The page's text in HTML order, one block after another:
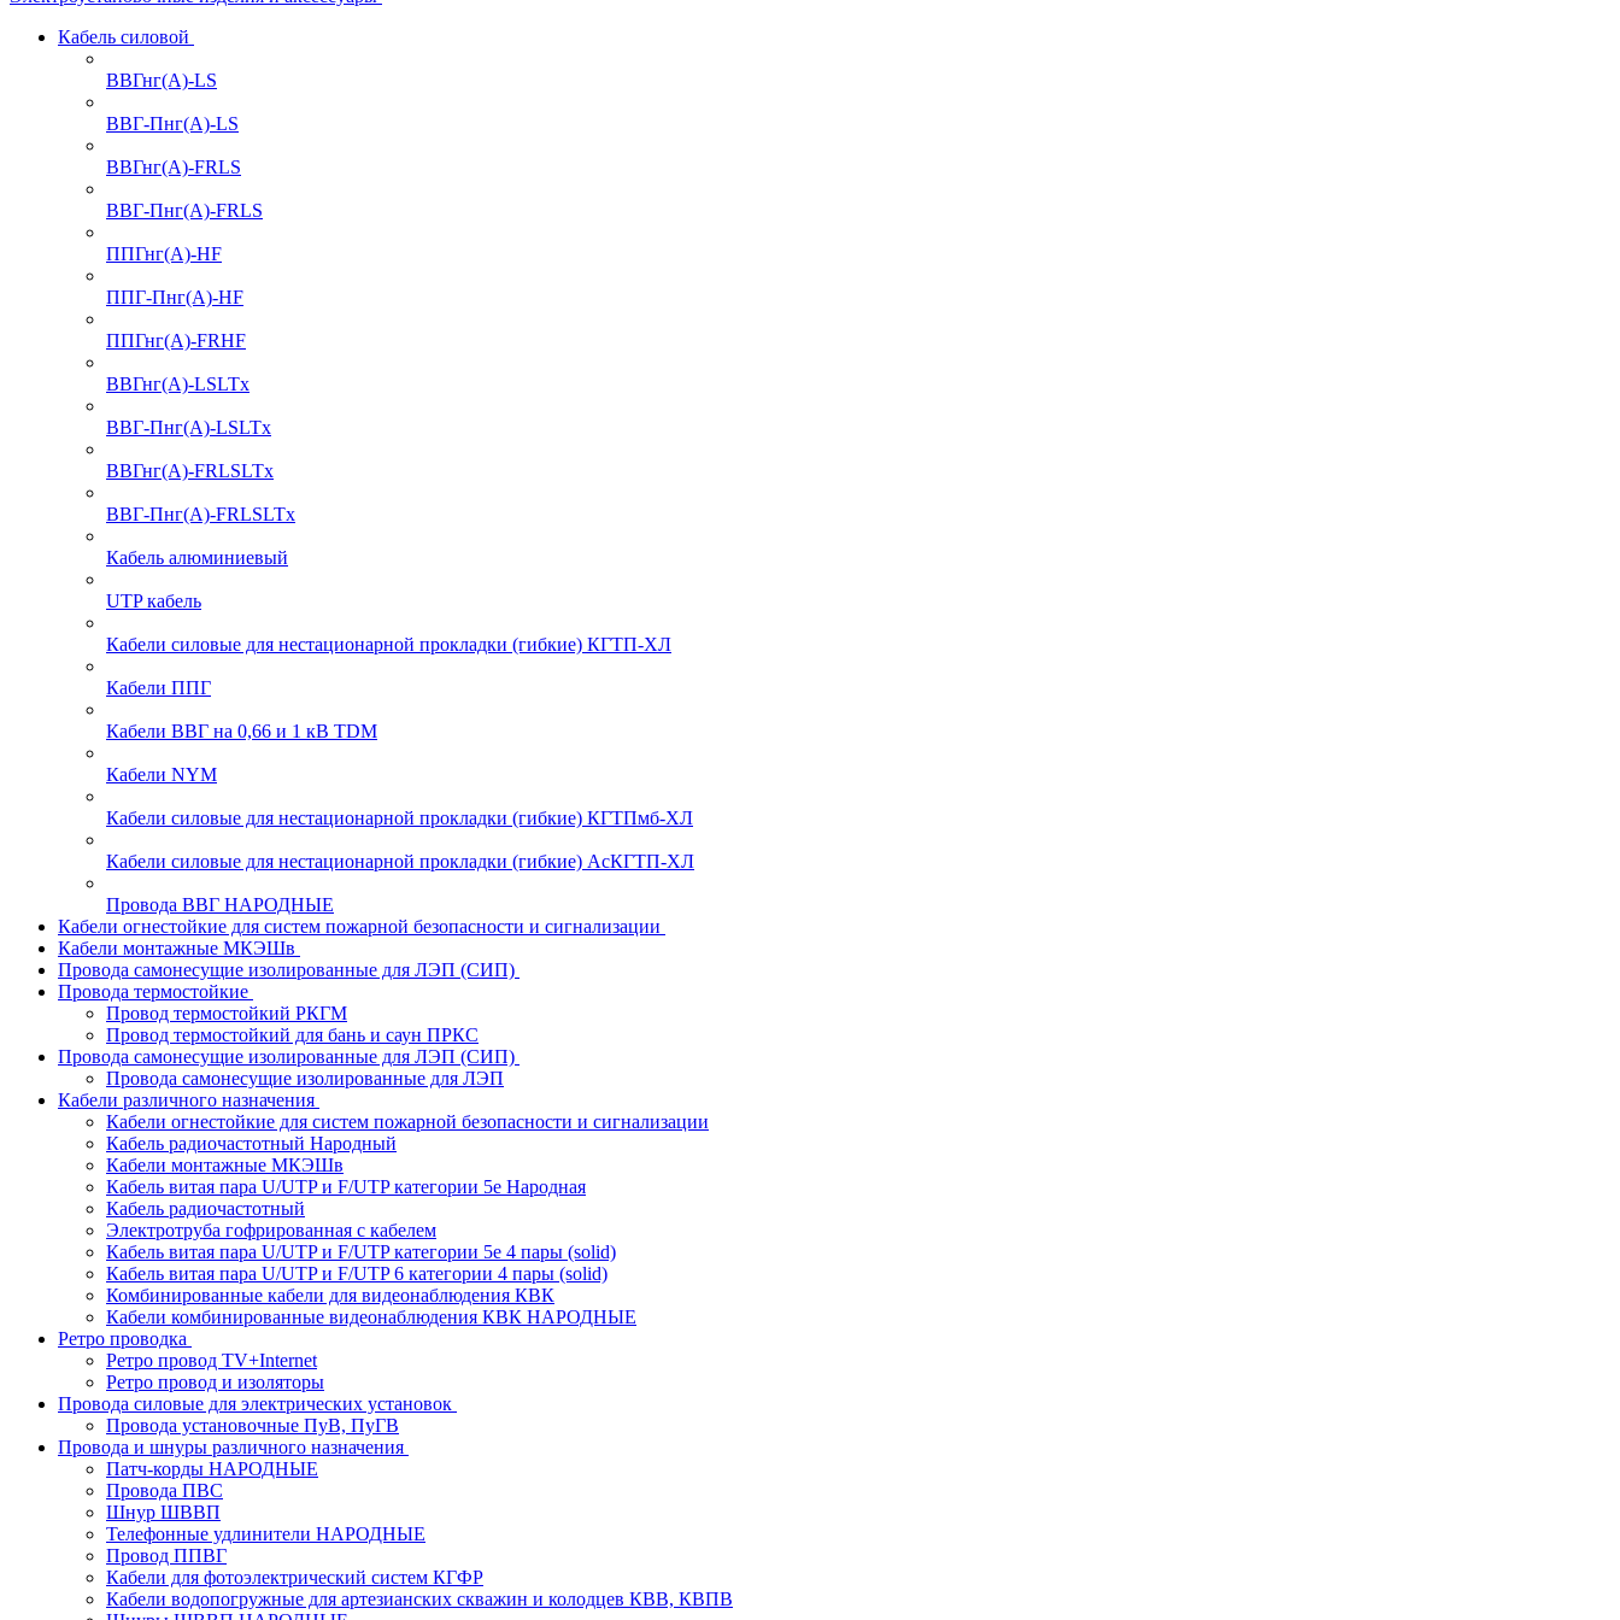
Кабель силовой
ВВГнг(А)-LS
ВВГ-Пнг(А)-LS
ВВГнг(А)-FRLS
ВВГ-Пнг(А)-FRLS
ППГнг(А)-HF
ППГ-Пнг(А)-HF
ППГнг(А)-FRHF
ВВГнг(А)-LSLTx
ВВГ-Пнг(А)-LSLTx
ВВГнг(А)-FRLSLTx
ВВГ-Пнг(А)-FRLSLTx
Кабель алюминиевый
UTP кабель
Кабели силовые для нестационарной прокладки (гибкие) КГТП-ХЛ
Кабели ППГ
Кабели ВВГ на 0,66 и 1 кВ TDM
Кабели NYM
Кабели силовые для нестационарной прокладки (гибкие) КГТПмб-ХЛ
Кабели силовые для нестационарной прокладки (гибкие) АсКГТП-ХЛ
Провода ВВГ НАРОДНЫЕ
Кабели огнестойкие для систем пожарной безопасности и сигнализации
Кабели монтажные МКЭШв
Провода самонесущие изолированные для ЛЭП (СИП)
Провода термостойкие
Провод термостойкий РКГМ
Провод термостойкий для бань и саун ПРКС
Провода самонесущие изолированные для ЛЭП (СИП)
Провода самонесущие изолированные для ЛЭП
Кабели различного назначения
Кабели огнестойкие для систем пожарной безопасности и сигнализации
Кабель радиочастотный Народный
Кабели монтажные МКЭШв
Кабель витая пара U/UTP и F/UTP категории 5е Народная
Кабель радиочастотный
Электротруба гофрированная с кабелем
Кабель витая пара U/UTP и F/UTP категории 5e 4 пары (solid)
Кабель витая пара U/UTP и F/UTP 6 категории 4 пары (solid)
Комбинированные кабели для видеонаблюдения КВК
Кабели комбинированные видеонаблюдения КВК НАРОДНЫЕ
Ретро проводка
Ретро провод TV+Internet
Ретро провод и изоляторы
Провода силовые для электрических установок
Провода установочные ПуВ, ПуГВ
Провода и шнуры различного назначения
Патч-корды НАРОДНЫЕ
Провода ПВС
Шнур ШВВП
Телефонные удлинители НАРОДНЫЕ
Провод ППВГ
Кабели для фотоэлектрический систем КГФР
Кабели водопогружные для артезианских скважин и колодцев КВВ, КВПВ